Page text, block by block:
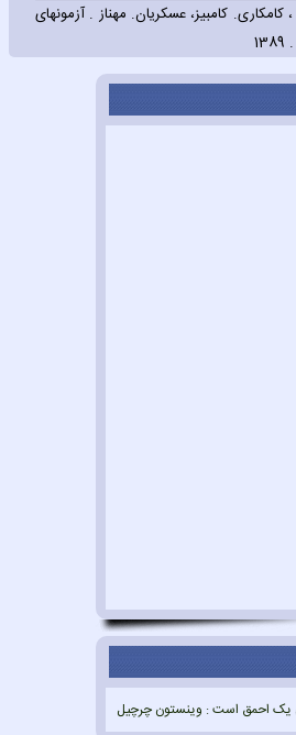
کامبیز، عسکریان. مهناز . آزمونهای
یک احمق است : وینستون چرچیل